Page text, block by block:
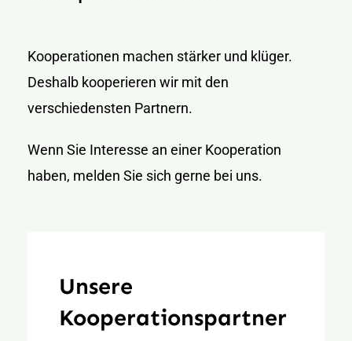
Kooperationen machen stärker und klüger.
Deshalb kooperieren wir mit den
verschiedensten Partnern.
Wenn Sie Interesse an einer Kooperation
haben, melden Sie sich gerne bei uns.
Unsere
Kooperationspartner